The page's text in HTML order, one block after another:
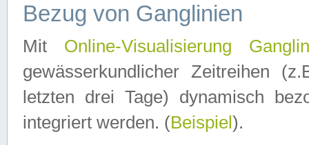
Bezug von Ganglinien
Mit Online-Visualisierung
gewässerkundlicher Zeitreihen
letzten drei Tage) dynamisch
integriert werden. (Beispiel ).